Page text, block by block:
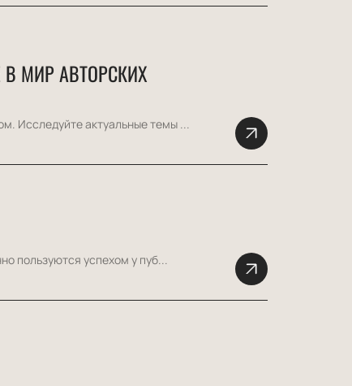
МИР АВТОРСКИХ
Исследуйте актуальные темы ...
пользуются успехом у пуб...